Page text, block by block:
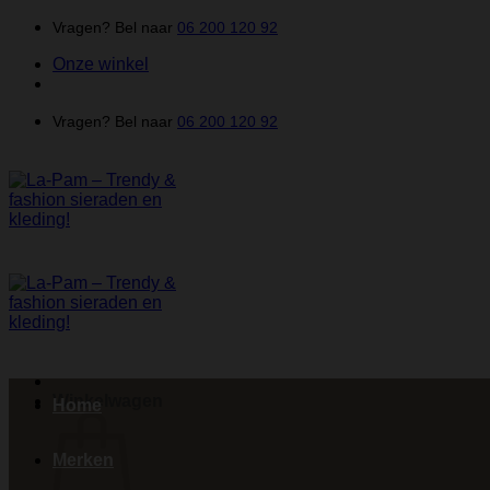
inhoud
Vragen? Bel naar 06 200 120 92
Onze winkel
Vragen? Bel naar 06 200 120 92
Winkelwagen
Home